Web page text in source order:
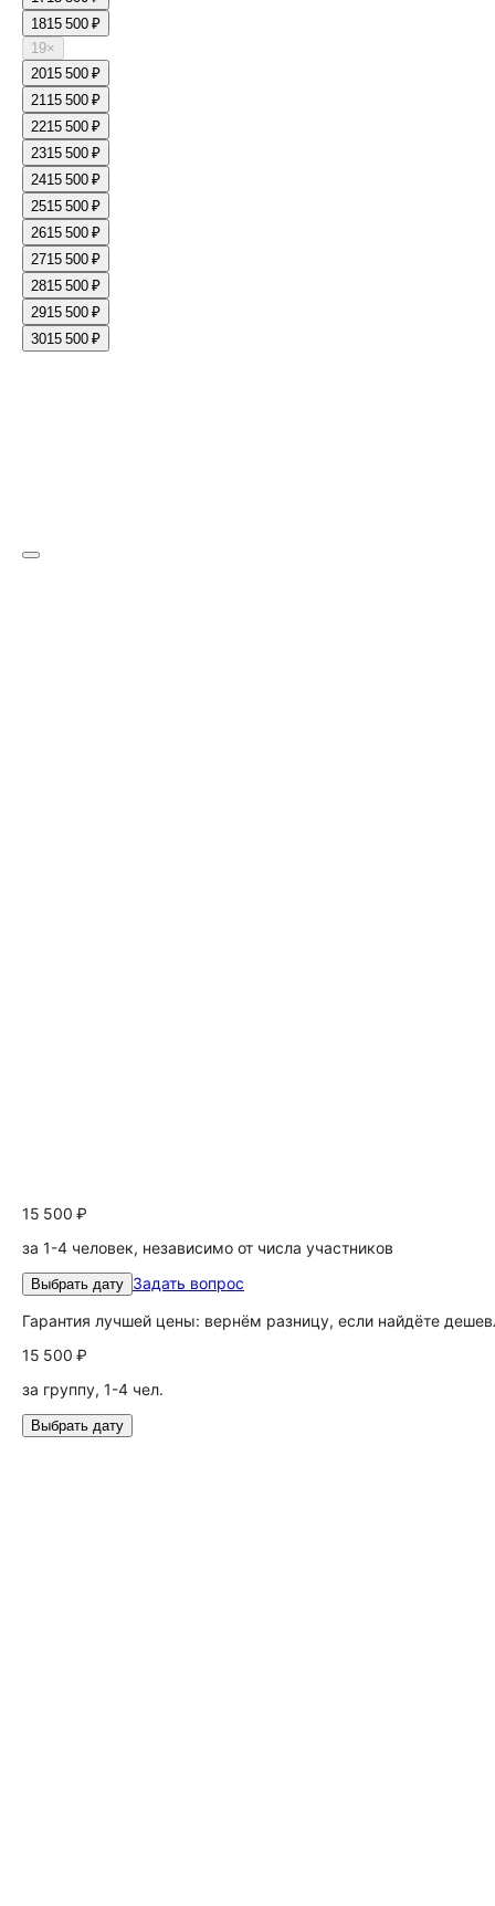
1815 500 ₽
19×
2015 500 ₽
2115 500 ₽
2215 500 ₽
2315 500 ₽
2415 500 ₽
2515 500 ₽
2615 500 ₽
2715 500 ₽
2815 500 ₽
2915 500 ₽
3015 500 ₽
15 500 ₽
за 1-4 человек, независимо от числа участников
Выбрать дату Задать вопрос
Гарантия лучшей цены: вернём разницу, если найдёте
15 500 ₽
за группу, 1-4 чел.
Выбрать дату